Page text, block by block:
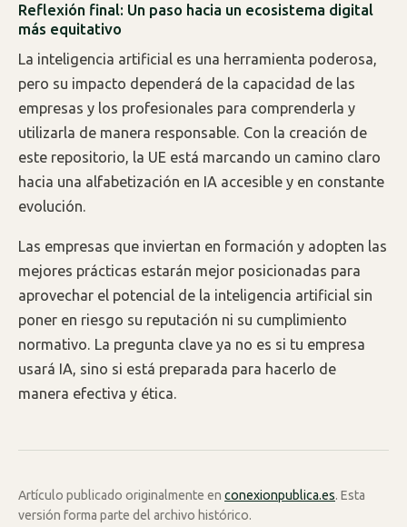
Reflexión final: Un paso hacia un ecosistema digital
más equitativo
La inteligencia artificial es una herramienta poderosa,
pero su impacto dependerá de la capacidad de las
empresas y los profesionales para comprenderla y
utilizarla de manera responsable. Con la creación de
este repositorio, la UE está marcando un camino claro
hacia una alfabetización en IA accesible y en constante
evolución.
Las empresas que inviertan en formación y adopten las
mejores prácticas estarán mejor posicionadas para
aprovechar el potencial de la inteligencia artificial sin
poner en riesgo su reputación ni su cumplimiento
normativo. La pregunta clave ya no es si tu empresa
usará IA, sino si está preparada para hacerlo de
manera efectiva y ética.
Artículo publicado originalmente en conexionpublica.es. Esta
versión forma parte del archivo histórico.